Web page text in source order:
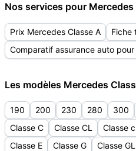
Nos services pour Mercedes
Prix Mercedes Classe A
Fiche
Comparatif assurance auto pour
Les modèles Mercedes
190 200 230 280 300
Classe C
Classe CL Classe
Classe E
Classe G Classe GL